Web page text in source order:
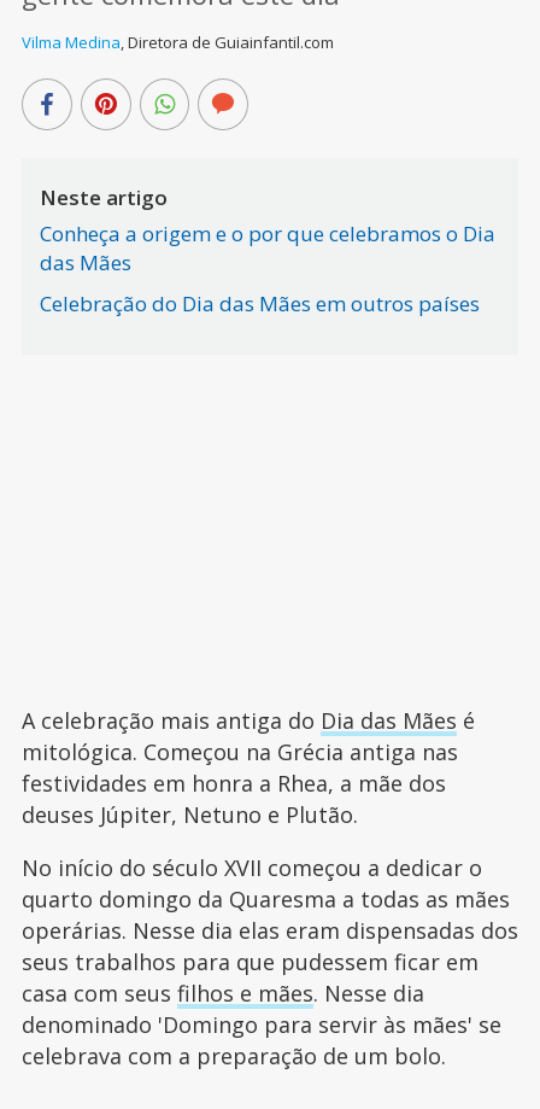
Vilma Medina Diretora de Guiainfantil.com
Neste artigo
Conheça a origem e o por que celebramos o Dia
das Mães
Celebração do Dia das Mães em outros países
A celebração mais antiga do Dia das Mães é
mitológica. Começou na Grécia antiga nas
festividades em honra a Rhea, a mãe dos
deuses Júpiter, Netuno e Plutão.
No início do século XVII começou a dedicar o
quarto domingo da Quaresma a todas as mães
operárias. Nesse dia elas eram dispensadas dos
seus trabalhos para que pudessem ficar em
casa com seus filhos e mães. Nesse dia
denominado 'Domingo para servir às mães' se
celebrava com a preparação de um bolo.